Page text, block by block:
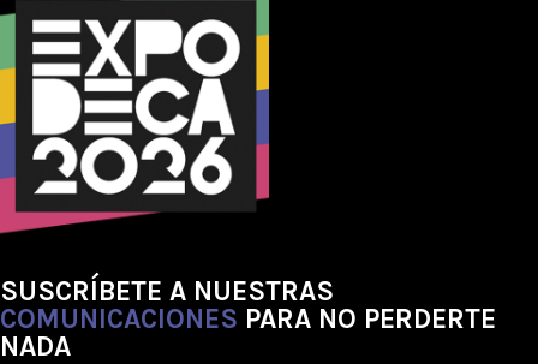
SUSCRÍBETE A NUESTRAS
COMUNICACIONES PARA NO PERDERTE
NADA